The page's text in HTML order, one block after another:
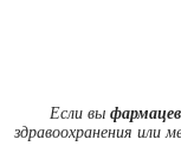
Если вы
здравоохранения или